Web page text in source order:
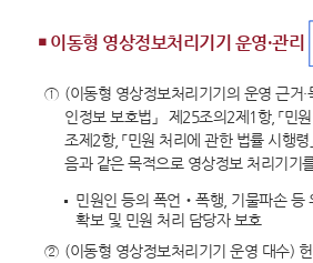
￭ 이동형 영상정보처리기기 운영・관리
① (이동형 영상정보처리기기의 운영 근거
인정보 보호법」 제25조의2제1항, 「민
조제2항, 「민원 처리에 관한 법률 시행
음과 같은 목적으로 영상정보 처리기기
민원인 등의 폭언‧폭행, 기물파손 등
확보 및 민원 처리 담당자 보호
② (이동형 영상정보처리기기 운영 대수)